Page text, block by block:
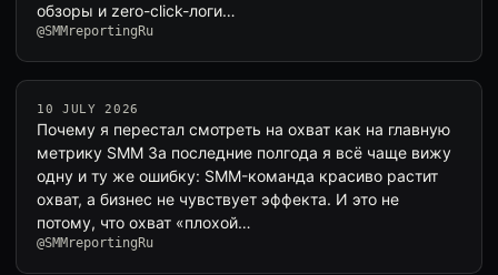
обзоры и zero-click-логи…
@SMMreportingRu
10 JULY 2026
Почему я перестал смотреть на охват как на главную
метрику SMM За последние полгода я всё чаще вижу
одну и ту же ошибку: SMM-команда красиво растит
охват, а бизнес не чувствует эффекта. И это не
потому, что охват «плохой…
@SMMreportingRu